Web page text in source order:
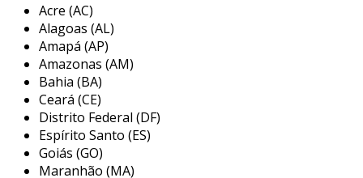
existem diversos tipos de selos mecânicos, mas
o selo simples se destaca por sua estrutura
básica e eficiência em aplicações que não
exigem alta resistência. ele normalmente é
composto por duas superfícies de vedação:
uma fixa e outra móvel, que se ajustam
perfeitamente uma à outra durante a rotação
do eixo, criando uma vedação eficaz.
Acre (AC)
Alagoas (AL)
Amapá (AP)
Amazonas (AM)
Bahia (BA)
Ceará (CE)
Distrito Federal (DF)
Espírito Santo (ES)
Goiás (GO)
Maranhão (MA)